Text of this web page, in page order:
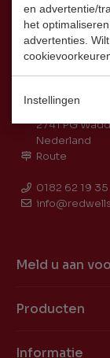
en advertentie/
het
advertenties.
Instellingen
Coenecoop 2L
2741 PG
Nederland
Route
0182 62 19 35
Meld u aan
Producten
Informatie